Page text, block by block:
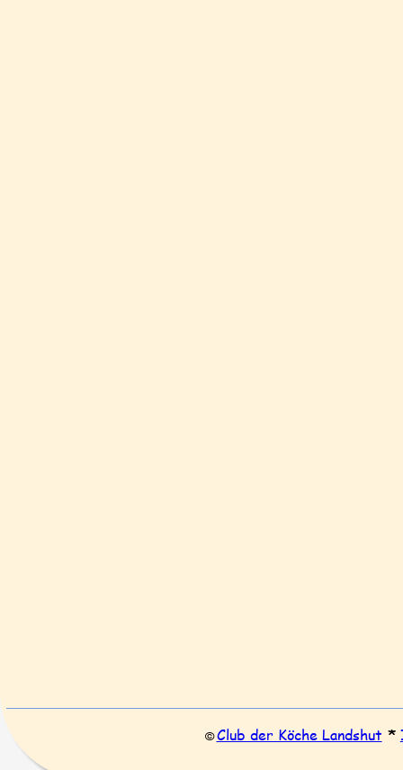
© Club der Köche Landshut *